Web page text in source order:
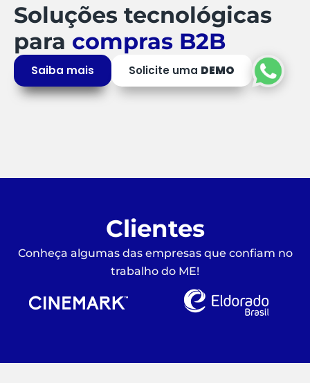
Soluções tecnológicas
para compras B2B
Saiba mais Solicite uma DEMO
Clientes
Conheça algumas das empresas que confiam no
trabalho do ME!